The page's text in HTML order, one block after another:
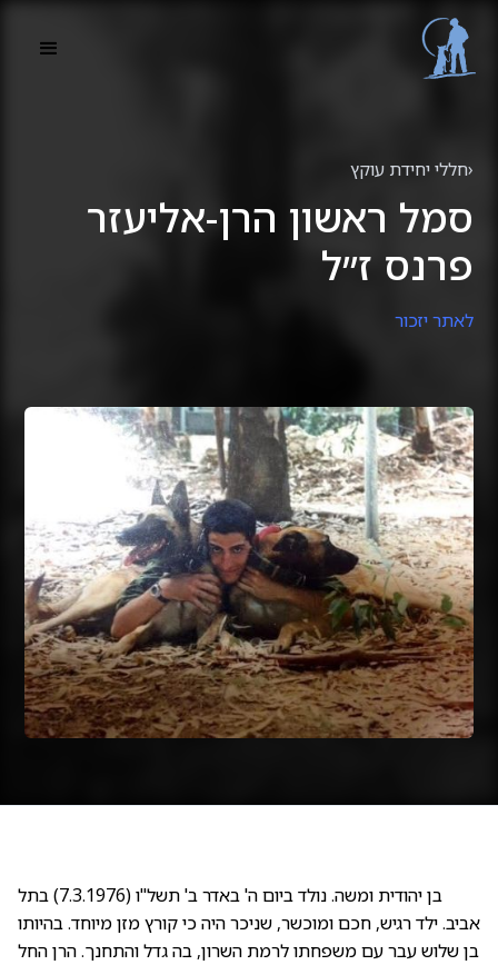
‹חללי יחידת עוקץ
סמל ראשון הרן-אליעזר
פרנס ז״ל
לאתר יזכור
בן יהודית ומשה. נולד ביום ה' באדר ב' תשל"ו (7.3.1976) בתל
אביב. ילד רגיש, חכם ומוכשר, שניכר היה כי קורץ מזן מיוחד. בהיותו
בן שלוש עבר עם משפחתו לרמת השרון, בה גדל והתחנך. הרן החל